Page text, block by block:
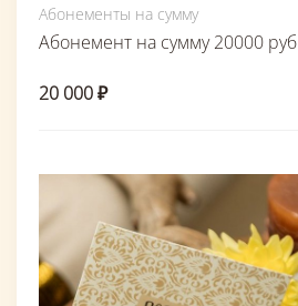
Абонементы на сумму
Абонемент на сумму 20000 руб
20 000 ₽